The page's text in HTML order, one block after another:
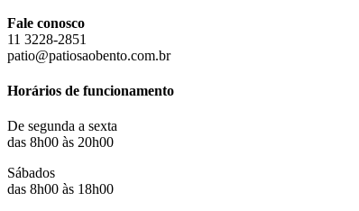
Fale conosco
11 3228-2851
patio@patiosaobento.com.br
Horários de funcionamento
De segunda a sexta
das 8h00 às 20h00
Sábados
das 8h00 às 18h00